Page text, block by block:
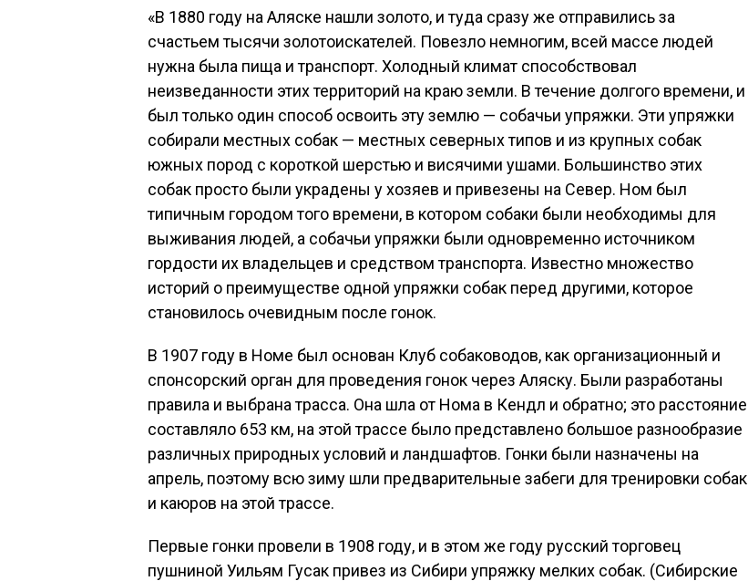
«В 1880 году на Аляске нашли золото, и туда сразу же отправились за
счастьем тысячи золотоискателей. Повезло немногим, всей массе людей
нужна была пища и транспорт. Холодный климат способствовал
неизведанности этих территорий на краю земли. В течение долгого времени, и
был только один способ освоить эту землю — собачьи упряжки. Эти упряжки
собирали местных собак — местных северных типов и из крупных собак
южных пород с короткой шерстью и висячими ушами. Большинство этих
собак просто были украдены у хозяев и привезены на Север. Ном был
типичным городом того времени, в котором собаки были необходимы для
выживания людей, а собачьи упряжки были одновременно источником
гордости их владельцев и средством транспорта. Известно множество
историй о преимуществе одной упряжки собак перед другими, которое
становилось очевидным после гонок.
В 1907 году в Номе был основан Клуб собаководов, как организационный и
спонсорский орган для проведения гонок через Аляску. Были разработаны
правила и выбрана трасса. Она шла от Нома в Кендл и обратно; это расстояние
составляло 653 км, на этой трассе было представлено большое разнообразие
различных природных условий и ландшафтов. Гонки были назначены на
апрель, поэтому всю зиму шли предварительные забеги для тренировки собак
и каюров на этой трассе.
Первые гонки провели в 1908 году, и в этом же году русский торговец
пушниной Уильям Гусак привез из Сибири упряжку мелких собак. (Сибирские